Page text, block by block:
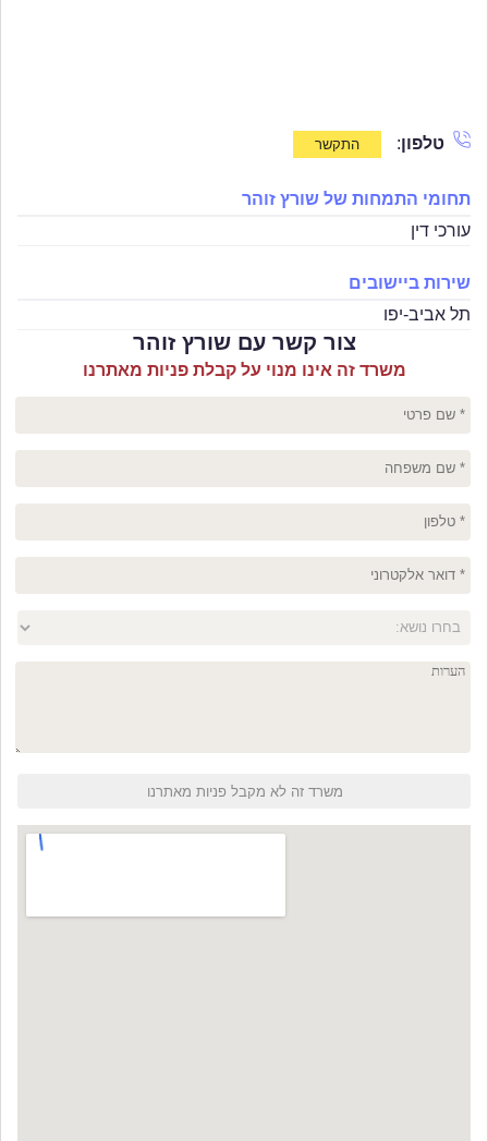
טלפון:
תחומי התמחות של שורץ זוהר
עורכי דין
שירות ביישובים
תל אביב-יפו
צור קשר עם שורץ זוהר
משרד זה אינו מנוי על קבלת פניות מאתרנו